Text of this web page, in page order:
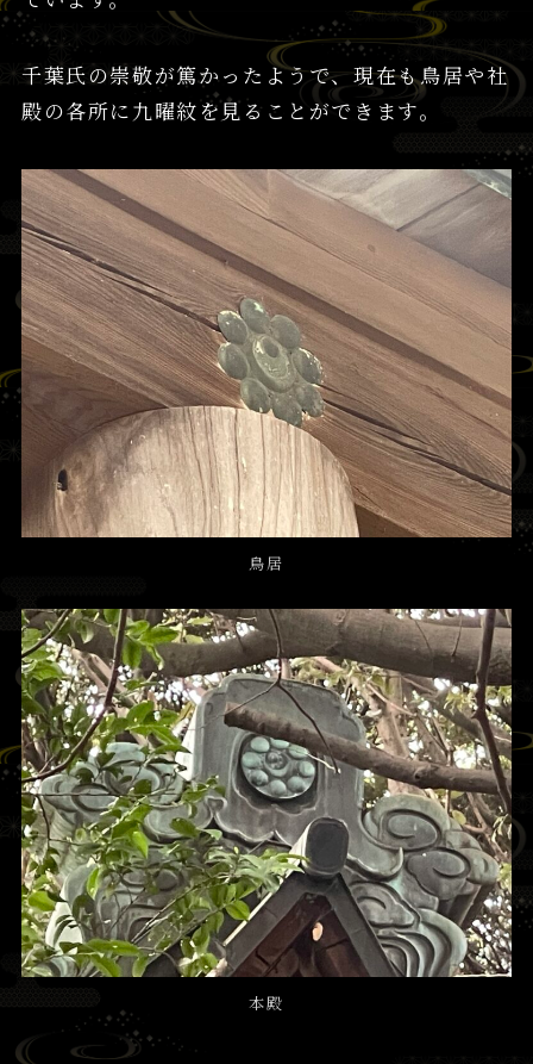
千葉氏の崇敬が篤かったようで、現在も鳥居や社
殿の各所に九曜紋を見ることができます。
鳥居
本殿